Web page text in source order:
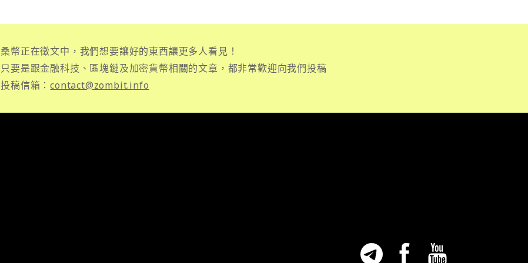
桑幣正在徵文中，我們想要讓好的東西讓更多人看見！
只要是跟金融科技、區塊鏈及加密貨幣相關的文章，都非常歡迎向我們投稿
投稿信箱：contact@zombit.info